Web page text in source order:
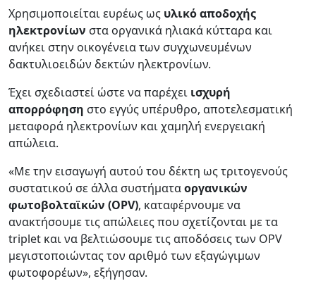
Χρησιμοποιείται ευρέως ως υλικό αποδοχής
ηλεκτρονίων στα οργανικά ηλιακά κύτταρα και
ανήκει στην οικογένεια των συγχωνευμένων
δακτυλιοειδών δεκτών ηλεκτρονίων.
Έχει σχεδιαστεί ώστε να παρέχει ισχυρή
απορρόφηση στο εγγύς υπέρυθρο, αποτελεσματική
μεταφορά ηλεκτρονίων και χαμηλή ενεργειακή
απώλεια.
«Με την εισαγωγή αυτού του δέκτη ως τριτογενούς
συστατικού σε άλλα συστήματαοργανικών
φωτοβολταϊκών (OPV), καταφέρνουμε να
ανακτήσουμε τις απώλειες που σχετίζονται με τα
triplet και να βελτιώσουμε τις αποδόσεις των OPV
μεγιστοποιώντας τον αριθμό των εξαγώγιμων
φωτοφορέων», εξήγησαν.